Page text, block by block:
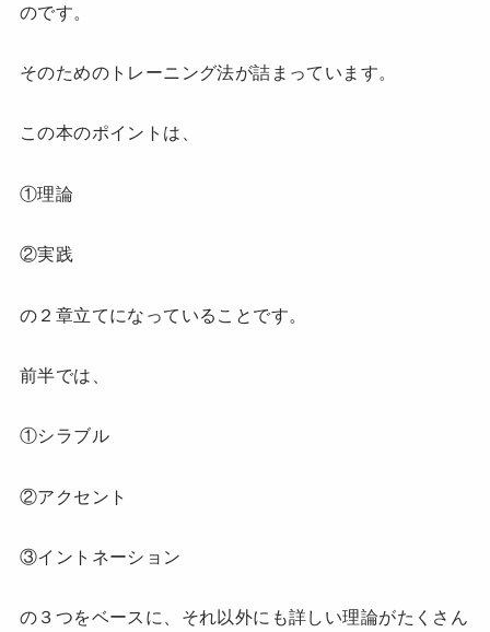
のです。
そのためのトレーニング法が詰まっています。
この本のポイントは、
①理論
②実践
の２章立てになっていることです。
前半では、
①シラブル
②アクセント
③イントネーション
の３つをベースに、それ以外にも詳しい理論がたくさん